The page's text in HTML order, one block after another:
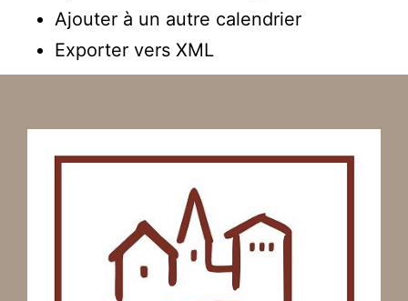
Ajouter à un autre calendrier
Exporter vers XML